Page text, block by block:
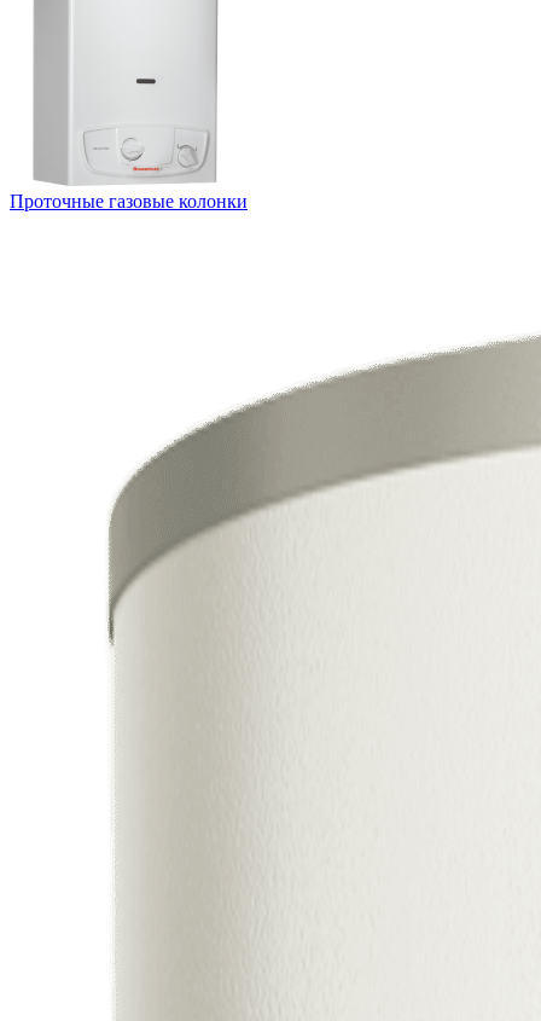
Проточные газовые колонки